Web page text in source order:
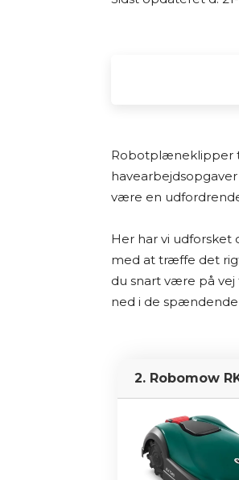
og dele min
Jeg laver ikke
tilgængelige kilder
vurderer jeg
anbefalinger.
Jeg bestræber
letforståelig
opdaterede eller
Jeg vil også
vælger at købe et
og er med til at
Robotplæneklipper
være en
Her har vi
med at træffe det
du snart være på
ned i de
2. Robomow